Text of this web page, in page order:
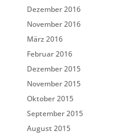
Dezember 2016
November 2016
März 2016
Februar 2016
Dezember 2015
November 2015
Oktober 2015
September 2015
August 2015